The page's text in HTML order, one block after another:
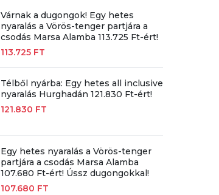
Várnak a dugongok! Egy hetes
nyaralás a Vörös-tenger partjára a
csodás Marsa Alamba 113.725 Ft-ért!
113.725 FT
Télből nyárba: Egy hetes all inclusive
nyaralás Hurghadán 121.830 Ft-ért!
121.830 FT
Egy hetes nyaralás a Vörös-tenger
partjára a csodás Marsa Alamba
107.680 Ft-ért! Ússz dugongokkal!
107.680 FT